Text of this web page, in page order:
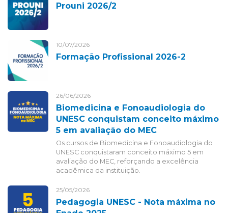
Prouni 2026/2
10/07/2026
Formação Profissional 2026-2
26/06/2026
Biomedicina e Fonoaudiologia do
UNESC conquistam conceito máximo
5 em avaliação do MEC
Os cursos de Biomedicina e Fonoaudiologia do
UNESC conquistaram conceito máximo 5 em
avaliação do MEC, reforçando a excelência
acadêmica da instituição.
25/05/2026
Pedagogia UNESC - Nota máxima no